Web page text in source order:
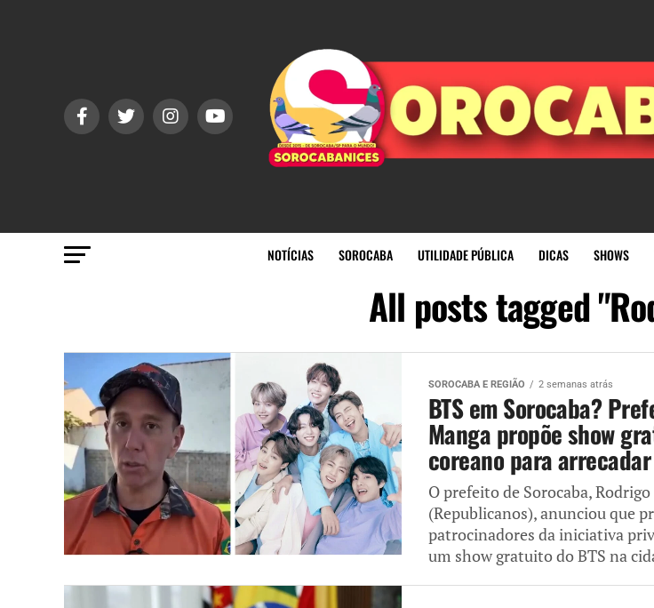
NOTÍCIAS SOROCABA UTILIDADE PÚBLICA DICAS SHOWS
All posts tagged
SOROCABA E REGIÃO 2 semanas atrás
BTS em Sorocaba?
Manga propõe show
coreano para
O prefeito de Sorocaba,
(Republicanos), anunciou que
patrocinadores da iniciativa
um show gratuito do BTS na